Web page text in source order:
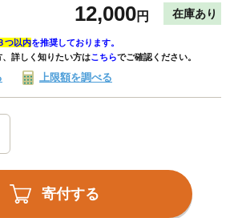
12,000円 在庫あり
つ以内を推奨しております。
詳しく知りたい方はこちらでご確認ください。
上限額を調べる
寄付する